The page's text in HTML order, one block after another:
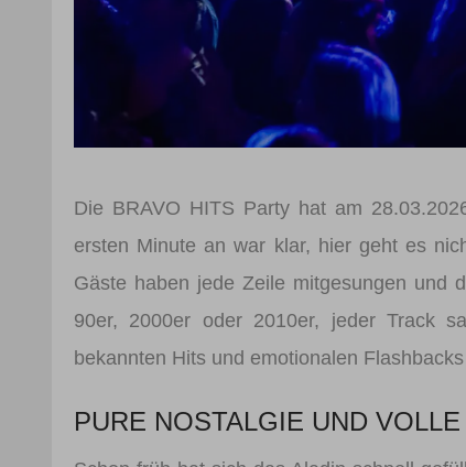
Die BRAVO HITS Party hat am
ersten Minute an war klar, hier geht es
Gäste haben jede Zeile mitgesungen und
90er, 2000er oder 2010er, jeder Track
bekannten Hits und emotionalen
PURE NOSTALGIE UND